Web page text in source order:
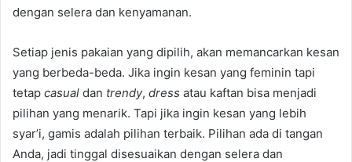
dengan selera dan kenyamanan.
Setiap jenis pakaian yang dipilih, akan memancarkan kesan
yang berbeda-beda. Jika ingin kesan yang feminin tapi
tetap casual dan trendy, dress atau kaftan bisa menjadi
pilihan yang menarik. Tapi jika ingin kesan yang lebih
syar’i, gamis adalah pilihan terbaik. Pilihan ada di tangan
Anda, jadi tinggal disesuaikan dengan selera dan